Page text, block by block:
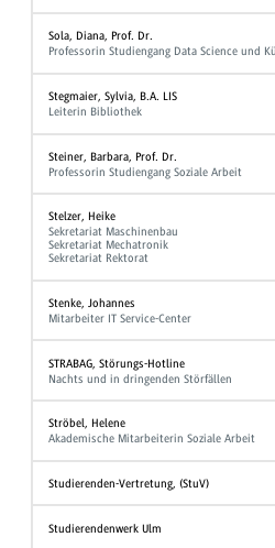
Sola, Diana, Prof. Dr.
Professorin Studiengang Data Science und
Stegmaier, Sylvia, B.A. LIS
Leiterin Bibliothek
Steiner, Barbara, Prof. Dr.
Professorin Studiengang Soziale Arbeit
Stelzer, Heike
Sekretariat Maschinenbau
Sekretariat Mechatronik
Sekretariat Rektorat
Stenke, Johannes
Mitarbeiter IT Service-Center
STRABAG, Störungs-Hotline
Nachts und in dringenden Störfällen
Ströbel, Helene
Akademische Mitarbeiterin Soziale Arbeit
Studierenden-Vertretung, (StuV)
Studierendenwerk Ulm